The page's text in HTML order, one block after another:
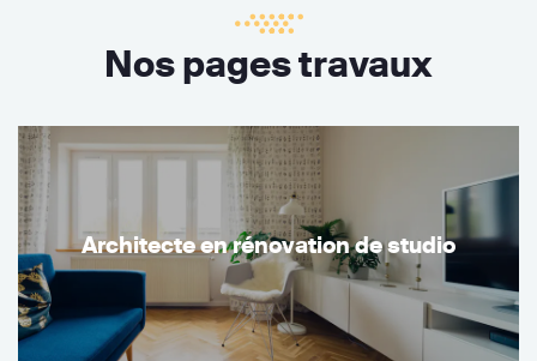
Nos pages travaux
Architecte en rénovation de studio